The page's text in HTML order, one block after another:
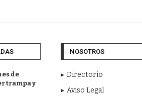
de
trampa y
NOSOTROS
Directorio
Aviso Legal